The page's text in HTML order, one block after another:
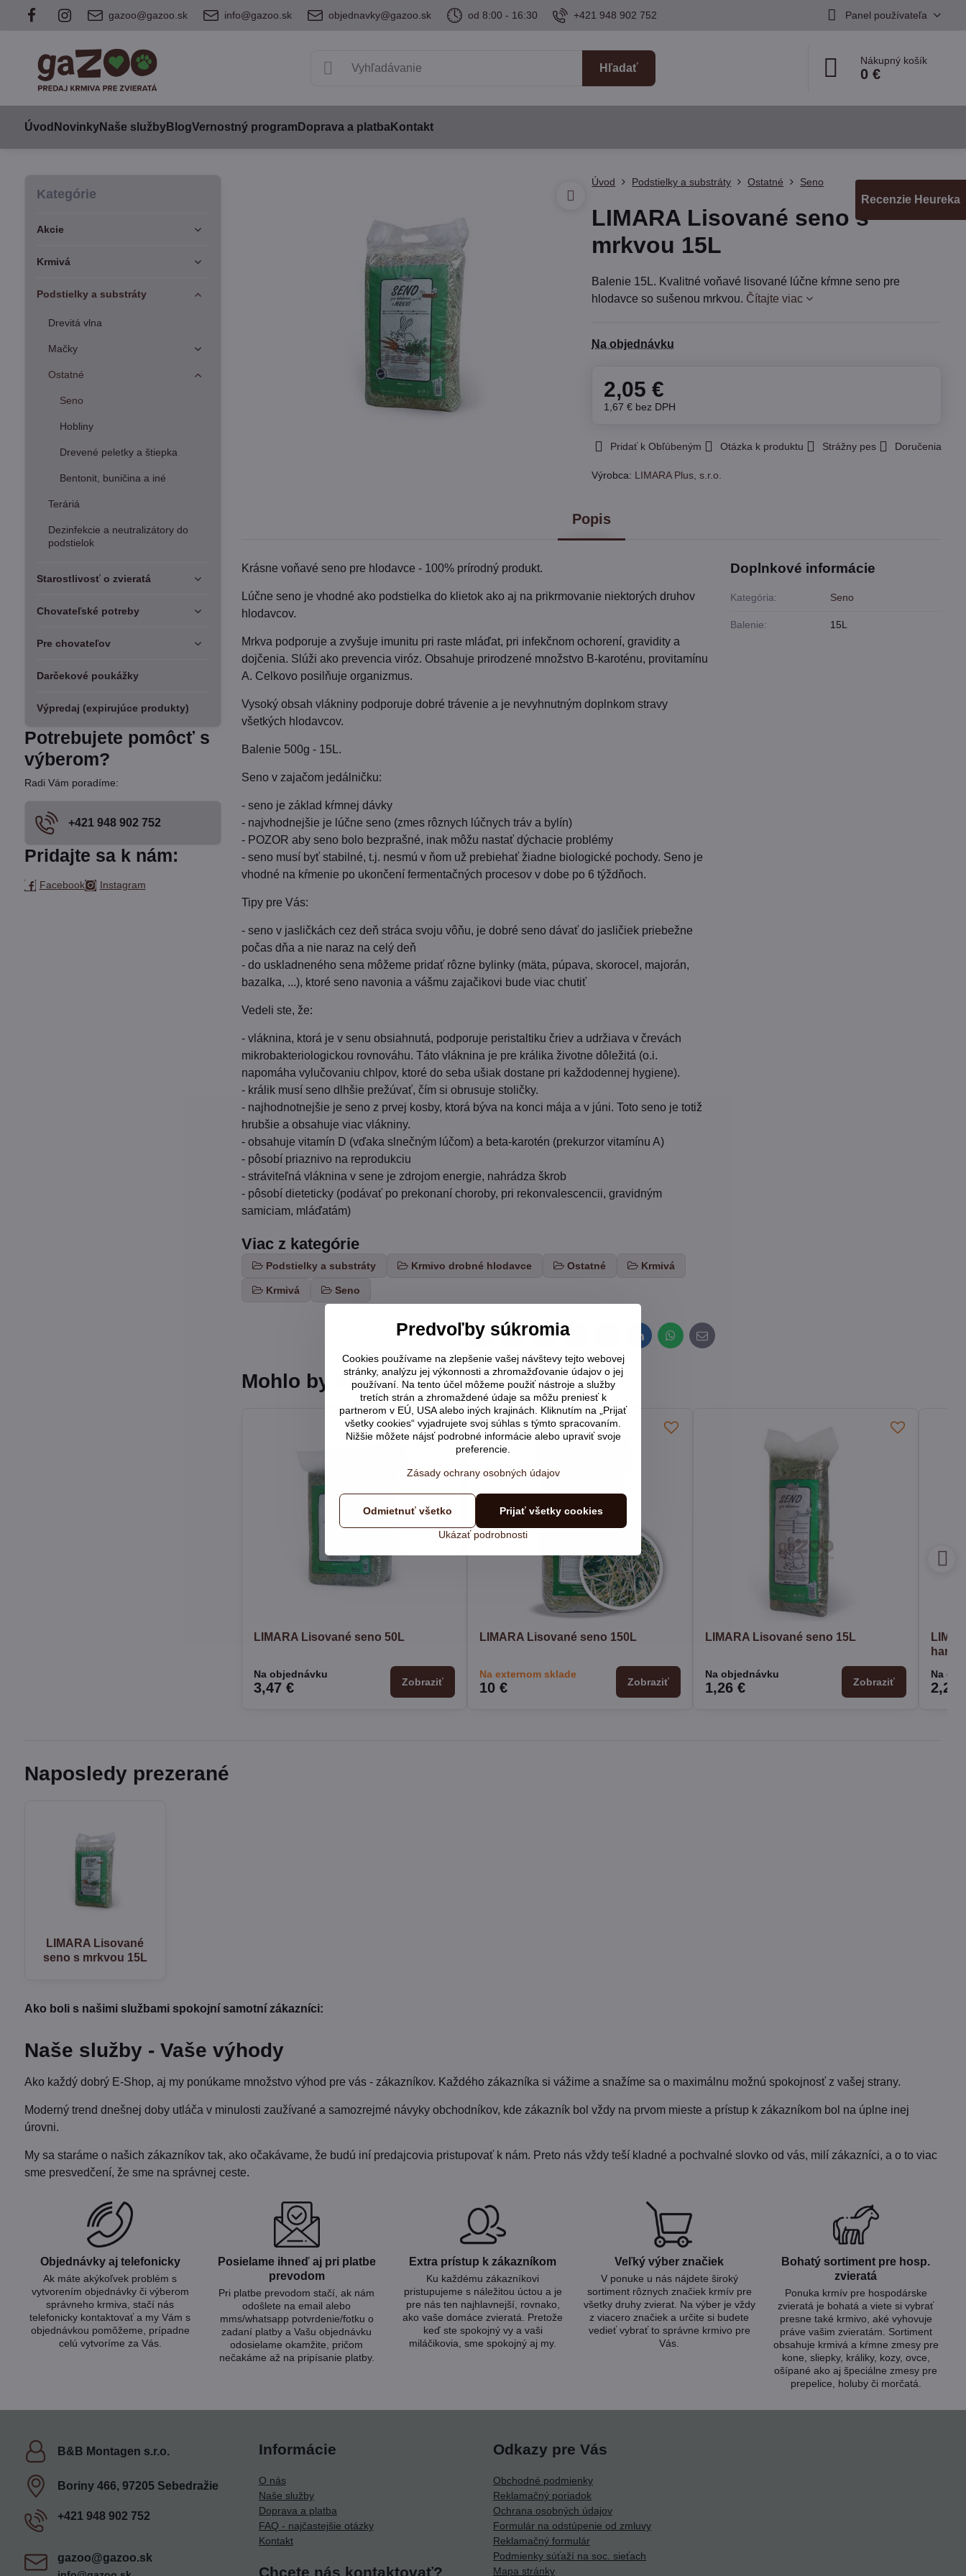
gazoo@gazoo.sk info@gazoo.sk objednavky@gazoo.sk od 8:00 - 16:30 +421 948 902 752 Panel používateľa
Hľadať
Nákupný košík
0 €
Úvod NovinkyNaše službyBlogVernostný program Doprava a platbaKontakt
Úvod Podstielky a substráty Ostatné Seno
LIMARA Lisované seno s
mrkvou 15L
Balenie 15L. Kvalitné voňavé lisované lúčne kŕmne seno pre
hlodavce so sušenou mrkvou. Čítajte viac
Na objednávku
2,05 €
1,67 € bez DPH
Pridať k Obľúbeným Otázka k produktu Strážny pes Doručenia
Výrobca: LIMARA Plus, s.r.o.
Popis
Krásne voňavé seno pre hlodavce - 100% prírodný produkt.
Lúčne seno je vhodné ako podstielka do klietok ako aj na prikrmovanie niektorých druhov
hlodavcov.
Mrkva podporuje a zvyšuje imunitu pri raste mláďat, pri infekčnom ochorení, gravidity a
dojčenia. Slúži ako prevencia viróz. Obsahuje prirodzené množstvo B-karoténu, provitamínu
A. Celkovo posilňuje organizmus.
Vysoký obsah vlákniny podporuje dobré trávenie a je nevyhnutným doplnkom stravy
všetkých hlodavcov.
Balenie 500g - 15L.
Seno v zajačom jedálničku:
- seno je základ kŕmnej dávky
- najvhodnejšie je lúčne seno (zmes rôznych lúčnych tráv a bylín)
- POZOR aby seno bolo bezprašné, inak môžu nastať dýchacie problémy
- seno musí byť stabilné, t.j. nesmú v ňom už prebiehať žiadne biologické pochody. Seno je
vhodné na kŕmenie po ukončení fermentačných procesov v dobe po 6 týždňoch.
Tipy pre Vás:
- seno v jasličkách cez deň stráca svoju vôňu, je dobré seno dávať do jasličiek priebežne
počas dňa a nie naraz na celý deň
- do uskladneného sena môžeme pridať rôzne bylinky (mäta, púpava, skorocel, majorán,
bazalka, ...), ktoré seno navonia a vášmu zajačikovi bude viac chutiť
Vedeli ste, že:
- vláknina, ktorá je v senu obsiahnutá, podporuje peristaltiku čriev a udržiava v črevách
mikrobakteriologickou rovnováhu. Táto vláknina je pre králika životne dôležitá (o.i.
napomáha vylučovaniu chlpov, ktoré do seba ušiak dostane pri každodennej hygiene).
- králik musí seno dlhšie prežúvať, čím si obrusuje stoličky.
- najhodnotnejšie je seno z prvej kosby, ktorá býva na konci mája a v júni. Toto seno je totiž
hrubšie a obsahuje viac vlákniny.
- obsahuje vitamín D (vďaka slnečným lúčom) a beta-karotén (prekurzor vitamínu A)
- pôsobí priaznivo na reprodukciu
- stráviteľná vláknina v sene je zdrojom energie, nahrádza škrob
- pôsobí dieteticky (podávať po prekonaní choroby, pri rekonvalescencii, gravidným
samiciam, mláďatám)
Viac z kategórie
Podstielky a substráty Krmivo drobné hlodavce Ostatné Krmivá
Krmivá Seno
Doplnkové informácie
Kategória: Seno
Balenie: 15L
Facebook LinkedInWhatsApp
E-
mail
Mohlo by vás zaujímať:
LIMARA Lisované seno 50L
Na objednávku
3,47 € Zobraziť
LIMARA Lisované seno 150L
Na externom sklade
10 € Zobraziť
LIMARA Lisované seno 15L
Na objednávku
1,26 € Zobraziť
Na
2,28
Kategórie
Akcie
Krmivá
Podstielky a substráty
Drevitá vlna
Mačky
Ostatné
Seno
Hobliny
Drevené peletky a štiepka
Bentonit, buničina a iné
Teráriá
Dezinfekcie a neutralizátory do
podstielok
Starostlivosť o zvieratá
Chovateľské potreby
Pre chovateľov
Darčekové poukážky
Výpredaj (expirujúce produkty)
Potrebujete pomôcť s
výberom?
Radi Vám poradíme:
+421 948 902 752
Pridajte sa k nám:
Facebook Instagram
Naposledy prezerané
LIMARA Lisované
seno s mrkvou 15L
Ako boli s našimi službami spokojní samotní zákazníci:
Naše služby - Vaše výhody
Ako každý dobrý E-Shop, aj my ponúkame množstvo výhod pre vás - zákazníkov. Každého zákazníka si vážime a snažíme sa o maximálnu možnú spokojnosť z vašej strany.
Moderný trend dnešnej doby utláča v minulosti zaužívané a samozrejmé návyky obchodníkov, kde zákazník bol vždy na prvom mieste a prístup k zákazníkom bol na úplne inej
úrovni.
My sa staráme o našich zákazníkov tak, ako očakávame, že budú iní predajcovia pristupovať k nám. Preto nás vždy teší kladné a pochvalné slovko od vás, milí zákazníci, a o to viac
sme presvedčení, že sme na správnej ceste.
Objednávky aj telefonicky
Ak máte akýkoľvek problém s
vytvorením objednávky či výberom
správneho krmiva, stačí nás
telefonicky kontaktovať a my Vám s
objednávkou pomôžeme, prípadne
celú vytvoríme za Vás.
Posielame ihneď aj pri platbe
prevodom
Pri platbe prevodom stačí, ak nám
odošlete na email alebo
mms/whatsapp potvrdenie/fotku o
zadaní platby a Vašu objednávku
odosielame okamžite, pričom
nečakáme až na pripísanie platby.
Extra prístup k zákazníkom
Ku každému zákazníkovi
pristupujeme s náležitou úctou a je
pre nás ten najhlavnejší, rovnako,
ako vaše domáce zvieratá. Pretože
keď ste spokojný vy a vaši
miláčikovia, sme spokojný aj my.
Veľký výber značiek
V ponuke u nás nájdete široký
sortiment rôznych značiek krmív pre
všetky druhy zvierat. Na výber je vždy
z viacero značiek a určite si budete
vedieť vybrať to správne krmivo pre
Vás.
Bohatý sortiment pre hosp​.
zvieratá
Ponuka krmív pre hospodárske
zvieratá je bohatá a viete si vybrať
presne také krmivo, aké vyhovuje
práve vašim zvieratám. Sortiment
obsahuje krmivá a kŕmne zmesy pre
kone, sliepky, králiky, kozy, ovce,
ošípané ako aj špeciálne zmesy pre
prepelice, holuby či morčatá.
B&B Montagen s​.r​.o​.
Boriny 466, 97205 Sebedražie
+421 948 902 752
gazoo​@gazoo​.sk
Informácie
O nás
Naše služby
Doprava a platba
FAQ - najčastejšie otázky
Kontakt
Chcete nás kontaktovať?
Odkazy pre Vás
Obchodné podmienky
Reklamačný poriadok
Ochrana osobných údajov
Formulár na odstúpenie od zmluvy
Reklamačný formulár
Podmienky súťaží na soc. sieťach
Mapa stránky
Recenzie Heureka
Predvoľby súkromia
Cookies používame na zlepšenie vašej návštevy tejto webovej
stránky, analýzu jej výkonnosti a zhromažďovanie údajov o jej
používaní. Na tento účel môžeme použiť nástroje a služby
tretích strán a zhromaždené údaje sa môžu preniesť k
partnerom v EÚ, USA alebo iných krajinách. Kliknutím na „Prijať
všetky cookies“ vyjadrujete svoj súhlas s týmto spracovaním.
Nižšie môžete nájsť podrobné informácie alebo upraviť svoje
preferencie.
Zásady ochrany osobných údajov
Ukázať podrobnosti
Prijať všetky cookies
Odmietnuť všetko